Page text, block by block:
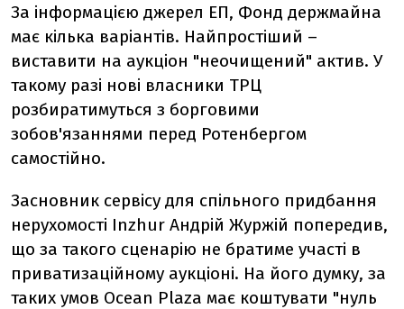
За інформацією джерел ЕП, Фонд держмайна
має кілька варіантів. Найпростіший –
виставити на аукціон "неочищений" актив. У
такому разі нові власники ТРЦ
розбиратимуться з борговими
зобов'язаннями перед Ротенбергом
самостійно.
Засновник сервісу для спільного придбання
нерухомості Inzhur Андрій Журжій попередив,
що за такого сценарію не братиме участі в
приватизаційному аукціоні. На його думку, за
таких умов Ocean Plaza має коштувати "нуль